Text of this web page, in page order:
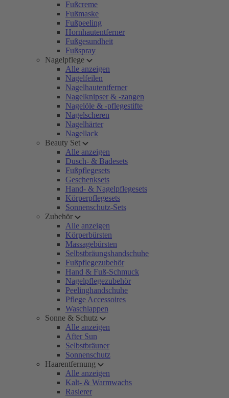
Fußcreme
Fußmaske
Fußpeeling
Hornhautentferner
Fußgesundheit
Fußspray
Nagelpflege
Alle anzeigen
Nagelfeilen
Nagelhautentferner
Nagelknipser & -zangen
Nagelöle & -pflegestifte
Nagelscheren
Nagelhärter
Nagellack
Beauty Set
Alle anzeigen
Dusch- & Badesets
Fußpflegesets
Geschenksets
Hand- & Nagelpflegesets
Körperpflegesets
Sonnenschutz-Sets
Zubehör
Alle anzeigen
Körperbürsten
Massagebürsten
Selbstbräungshandschuhe
Fußpflegezubehör
Hand & Fuß-Schmuck
Nagelpflegezubehör
Peelinghandschuhe
Pflege Accessoires
Waschlappen
Sonne & Schutz
Alle anzeigen
After Sun
Selbstbräuner
Sonnenschutz
Haarentfernung
Alle anzeigen
Kalt- & Warmwachs
Rasierer